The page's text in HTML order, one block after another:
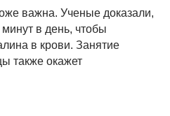
важна. Ученые доказали,
минут в день, чтобы
в крови. Занятие
также окажет